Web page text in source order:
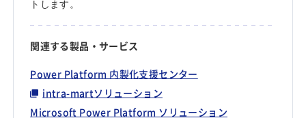
トします。
関連する製品・サービス
Power Platform 内製化支援センター
intra-martソリューション
Microsoft Power Platform ソリューション